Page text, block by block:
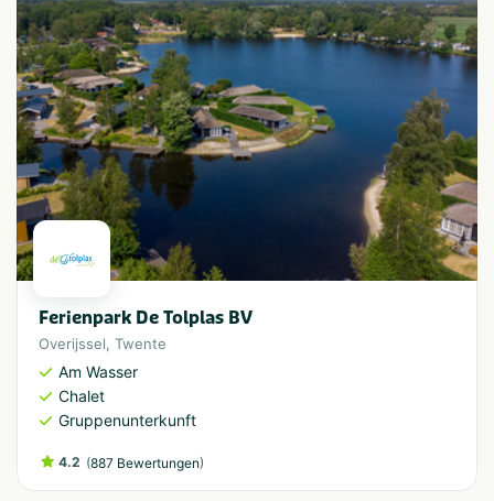
Ferienpark De Tolplas BV
Overijssel, Twente
Am Wasser
Chalet
Gruppenunterkunft
4.2 (887 Bewertungen)